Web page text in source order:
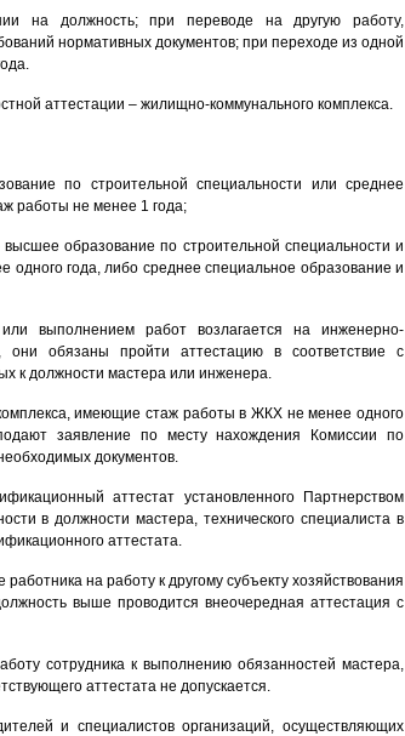
на должность; при переводе на другую работу,
нормативных документов; при переходе из одной
аттестации – жилищно-коммунального комплекса.
по строительной специальности или среднее
работы не менее 1 года;
образование по строительной специальности и
года, либо среднее специальное образование и
выполнением работ возлагается на инженерно-
они обязаны пройти аттестацию в соответствие с
к должности мастера или инженера.
имеющие стаж работы в ЖКХ не менее одного
заявление по месту нахождения Комиссии по
документов.
аттестат установленного Партнерством
в должности мастера, технического специалиста в
аттестата.
на работу к другому субъекту хозяйствования
выше проводится внеочередная аттестация с
сотрудника к выполнению обязанностей мастера,
аттестата не допускается.
и специалистов организаций, осуществляющих